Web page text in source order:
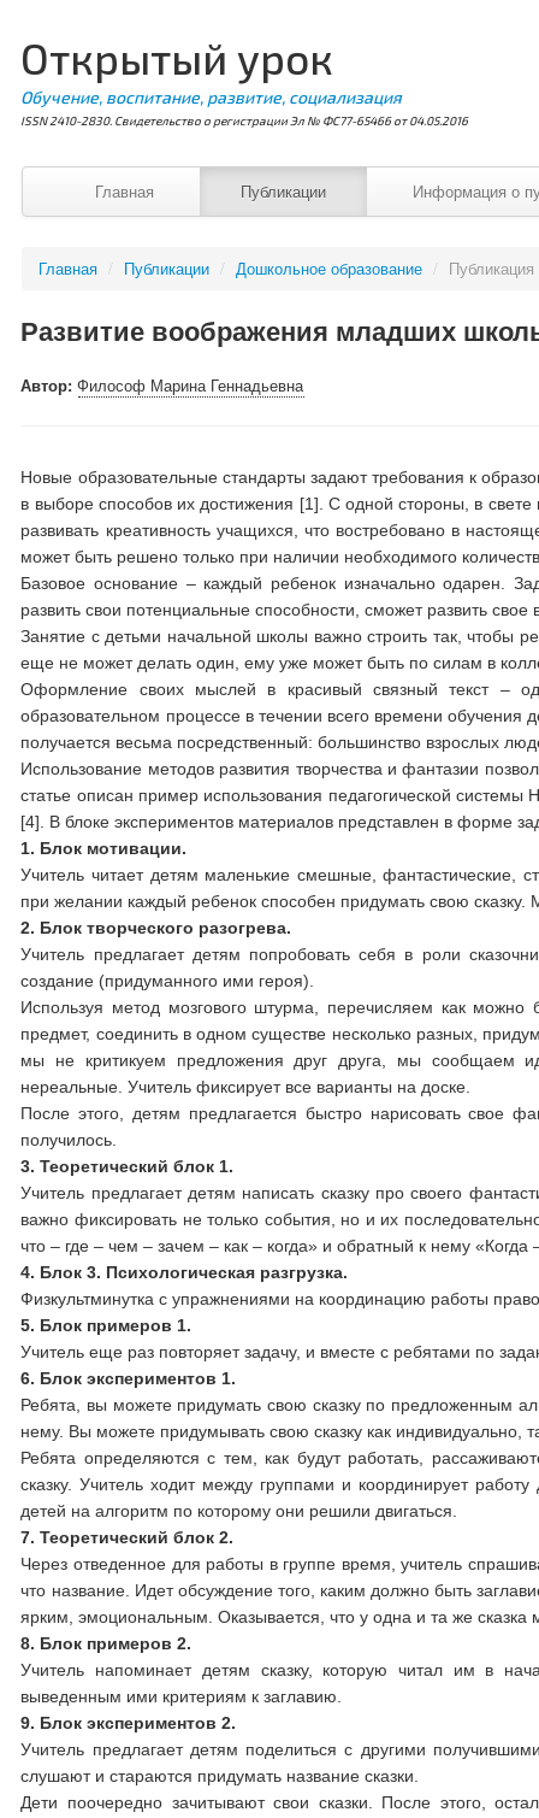
Открытый урок
Обучение, воспитание, развитие, социализация
ISSN 2410-2830. Свидетельство о регистрации Эл № ФС77-65466 от 04.05.2016
Главная Публикации Информация о
Главная / Публикации / Дошкольное образование /
Развитие воображения младших
Автор:Философ Марина Геннадьевна
Новые образовательные стандарты задают требования к
в выборе способов их достижения [1]. С одной стороны, в
развивать креативность учащихся, что востребовано в
может быть решено только при наличии необходимого
Базовое основание – каждый ребенок изначально одарен.
развить свои потенциальные способности, сможет развить
Занятие с детьми начальной школы важно строить так, чтобы
еще не может делать один, ему уже может быть по силам в
Оформление своих мыслей в красивый связный текст –
образовательном процессе в течении всего времени обучения
получается весьма посредственный: большинство взрослых
Использование методов развития творчества и фантазии
статье описан пример использования педагогической
[4]. В блоке экспериментов материалов представлен в форме
1. Блок мотивации.
Учитель читает детям маленькие смешные, фантастические,
при желании каждый ребенок способен придумать свою
2. Блок творческого разогрева.
Учитель предлагает детям попробовать себя в роли
создание (придуманного ими героя).
Используя метод мозгового штурма, перечисляем как можно
предмет, соединить в одном существе несколько разных,
мы не критикуем предложения друг друга, мы сообщаем
нереальные. Учитель фиксирует все варианты на доске.
После этого, детям предлагается быстро нарисовать свое
получилось.
3.Теоретический блок 1.
Учитель предлагает детям написать сказку про своего
важно фиксировать не только события, но и их
что – где – чем – зачем – как – когда» и обратный к нему «Когда
4. Блок 3. Психологическая разгрузка.
Физкультминутка с упражнениями на координацию работы
5. Блок примеров 1.
Учитель еще раз повторяет задачу, и вместе с ребятами по
6. Блок экспериментов 1.
Ребята, вы можете придумать свою сказку по предложенным
нему. Вы можете придумывать свою сказку как индивидуально,
Ребята определяются с тем, как будут работать,
сказку. Учитель ходит между группами и координирует
детей на алгоритм по которому они решили двигаться.
7.Теоретический блок 2.
Через отведенное для работы в группе время, учитель
что название. Идет обсуждение того, каким должно быть
ярким, эмоциональным. Оказывается, что у одна и та же сказка
8. Блок примеров 2.
Учитель напоминает детям сказку, которую читал им в
выведенным ими критериям к заглавию.
9. Блок экспериментов 2.
Учитель предлагает детям поделиться с другими
слушают и стараются придумать название сказки.
Дети поочередно зачитывают свои сказки. После этого,